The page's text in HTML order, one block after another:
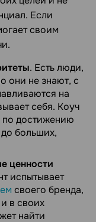
Если
своим
. Есть люди,
они не знают, с
на
себя. Коуч
по достижению
больших,
ценности
испытывает
своего бренда,
в своих
найти